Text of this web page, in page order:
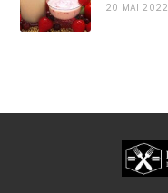
20 MAI 2022